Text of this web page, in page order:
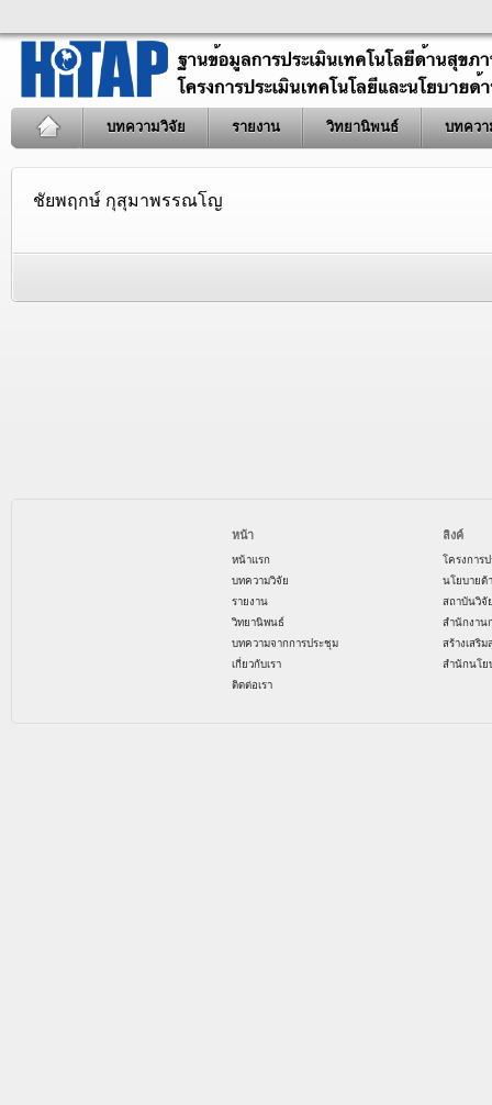
บทความวิจัย รายงาน วิทยานิพนธ์ บทควา
ชัยพฤกษ์ กุสุมาพรรณโญ
หน้า
หน้าแรก
บทความวิจัย
รายงาน
วิทยานิพนธ์
บทความจากการประชุม
เกี่ยวกับเรา
ติดต่อเรา
ลิงค์
โครงการ
นโยบายด้
สถาบันวิจั
สำนักงาน
สร้างเสริ
สำนักนโย